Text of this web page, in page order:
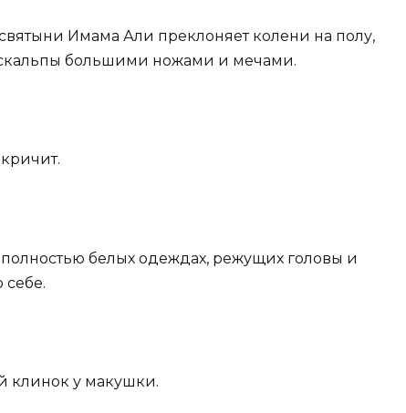
Имама Али преклоняет колени на полу,
большими ножами и мечами.
белых одеждах, режущих головы и
себе.
клинок у макушки.